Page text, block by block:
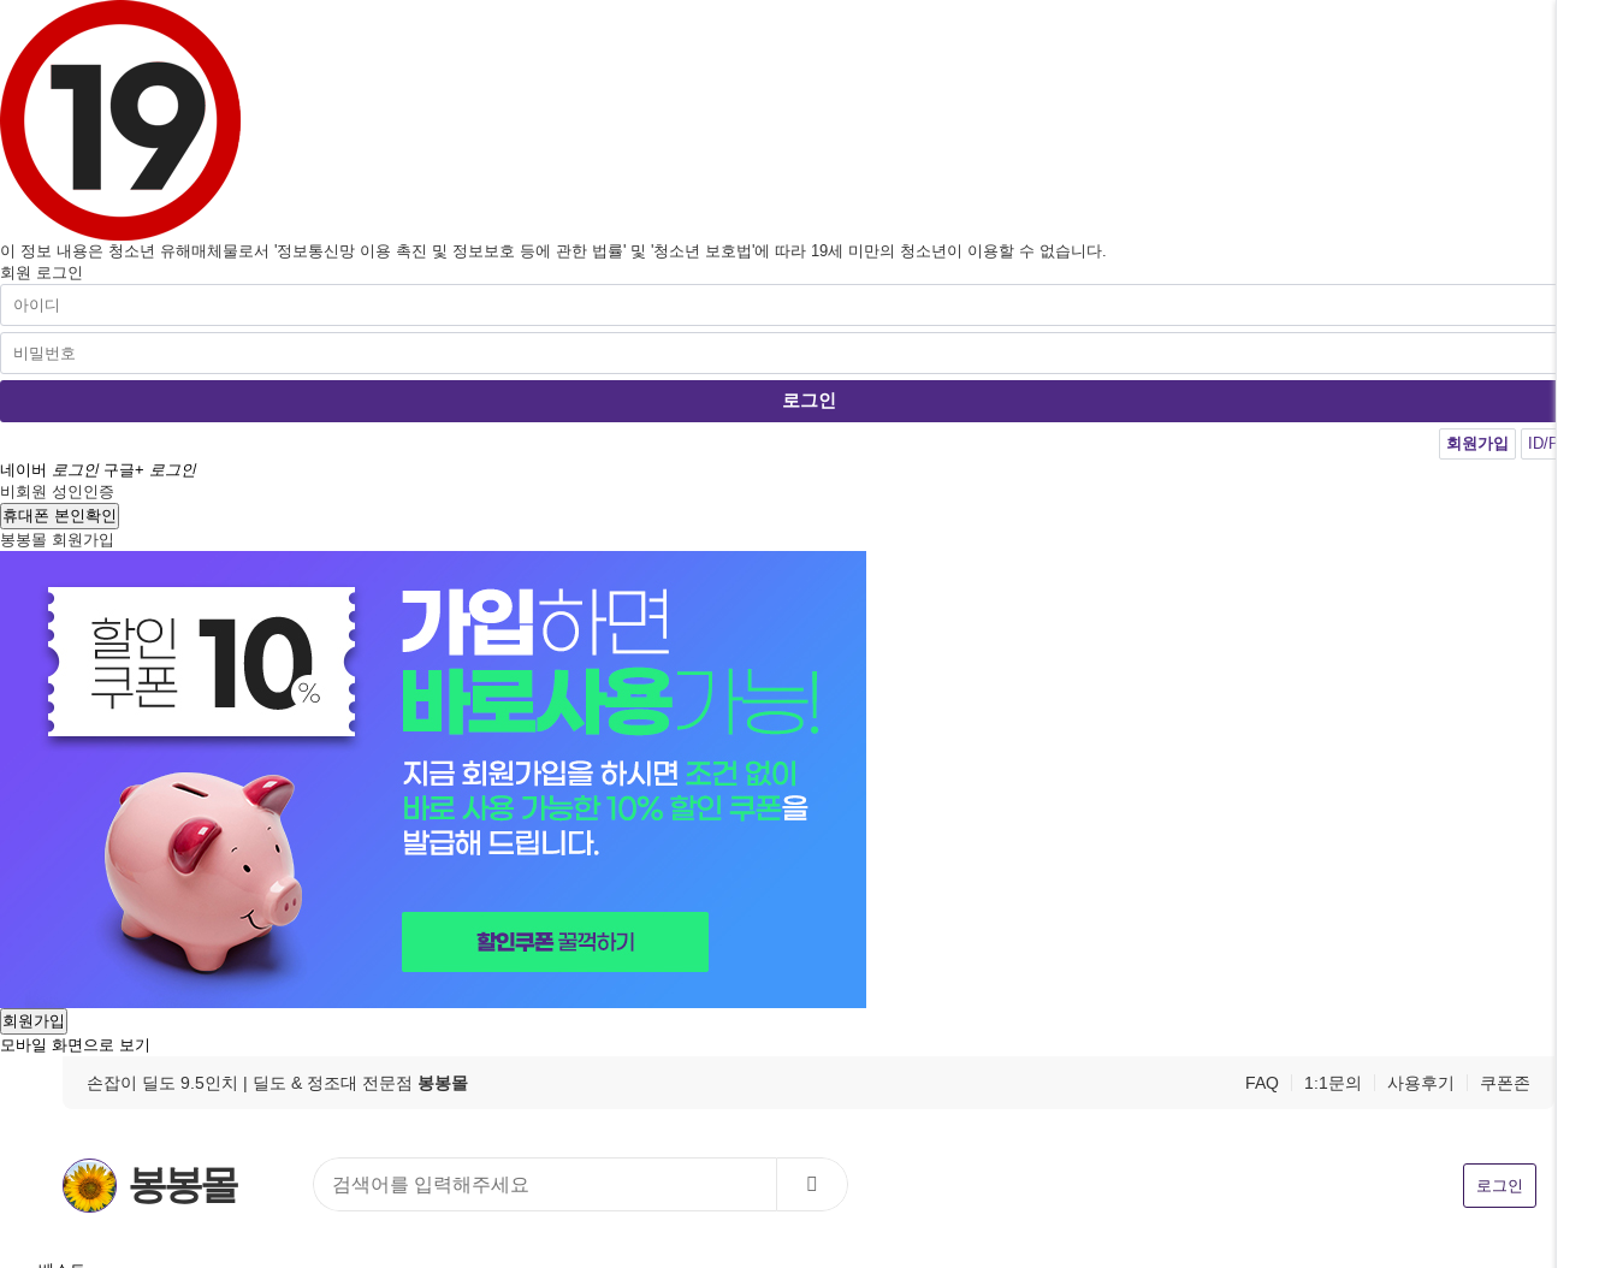
이 정보 내용은 청소년 유해매체물로서 '정보통신망 이용 촉진 및 정보보호 등에 관한 법률' 및 '청소년 보호법'에 따라 19세 미만의 청소년이 이용할 수 없습니다.
회원 로그인
회원가입
ID/PW 찾기
네이버 로그인 구글+ 로그인
비회원 성인인증
휴대폰 본인확인
봉봉몰 회원가입
회원가입
모바일 화면으로 보기
손잡이 딜도 9.5인치 | 딜도 & 정조대 전문점 봉봉몰 FAQ 1:1문의 사용후기 쿠폰존
봉봉몰 로그인